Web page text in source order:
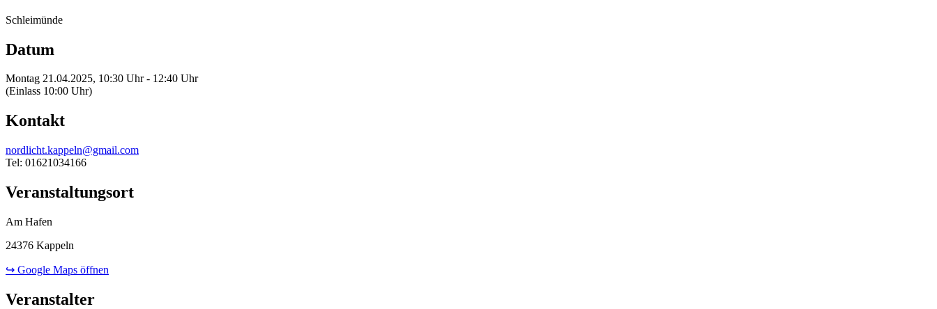
Schleimünde
Datum
Montag 21.04.2025, 10:30 Uhr - 12:40 Uhr
(Einlass 10:00 Uhr)
Kontakt
nordlicht.kappeln@gmail.com
Tel: 01621034166
Veranstaltungsort
Am Hafen
24376 Kappeln
↪ Google Maps öffnen
Veranstalter